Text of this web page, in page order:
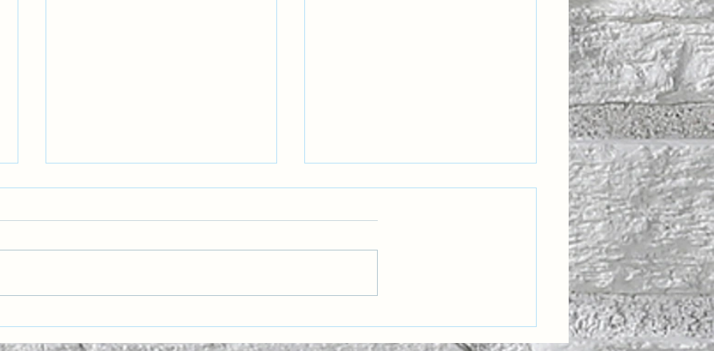
Ben Duygularım Değilim! Başarıya Meftun Olmak